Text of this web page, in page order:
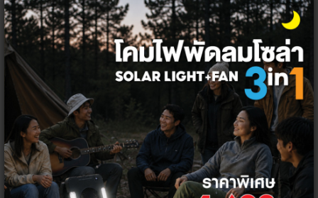
KYORITSU 3165 เครื่องตรวจสอบฉนวนแบบเข็ม
5,037.38 ฿
*ราคาไม่รวมภาษีมูลค่าเพิ่ม
เลือกจำนวน ต่อชิ้น
1 ชิ้น ลัง ชิ้น